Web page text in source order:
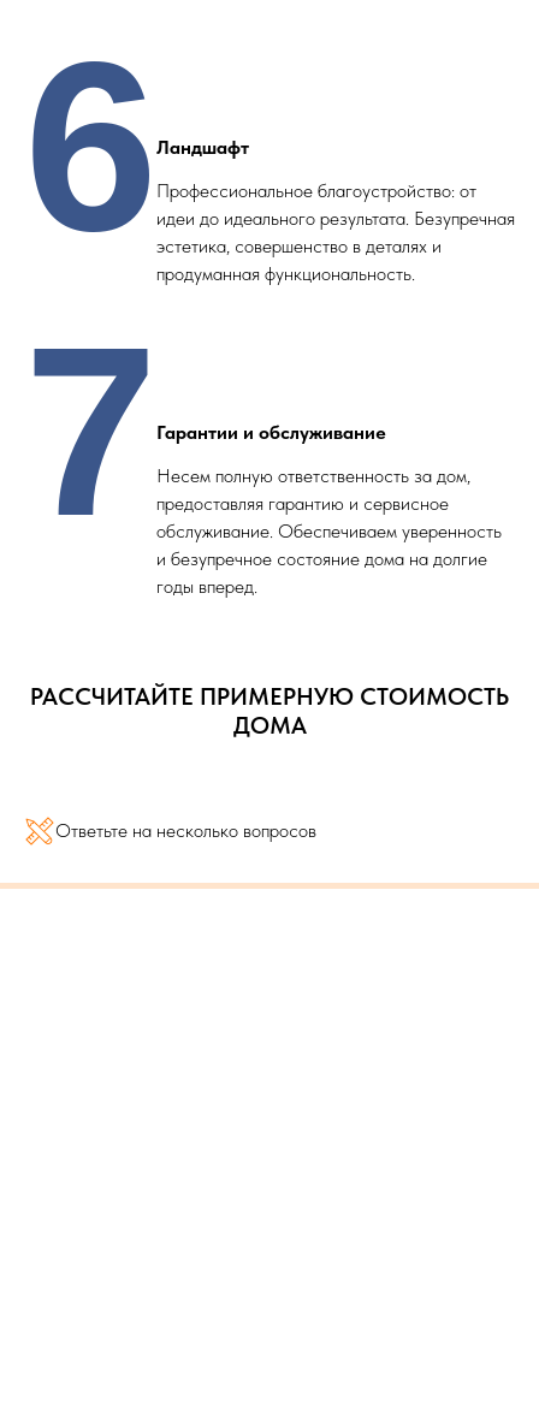
Ландшафт
Профессиональное благоустройство: от
идеи до идеального результата. Безупречная
эстетика, совершенство в деталях и
продуманная функциональность.
6
Гарантии и обслуживание
Несем полную ответственность за дом,
предоставляя гарантию и сервисное
обслуживание. Обеспечиваем уверенность
и безупречное состояние дома на долгие
годы вперед.
7
РАССЧИТАЙТЕ ПРИМЕРНУЮ СТОИМОСТЬ
ДОМА
Ответьте на несколько вопросов